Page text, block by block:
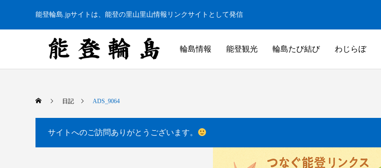
能登輪島.jpサイトは、能登の里山里山情報リンクサイトとして発信
輪島情報 能登観光 輪島たび結び わじらぼ
日記 ADS_9064
サイトへのご訪問ありがとうございます。